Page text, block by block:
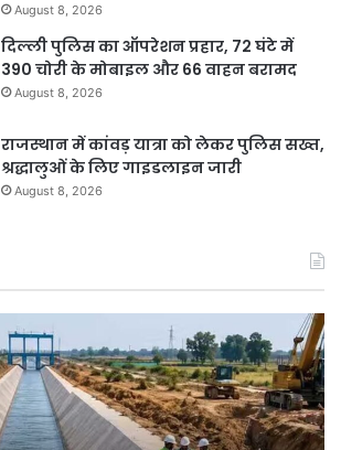
August 8, 2026
दिल्ली पुलिस का ऑपरेशन प्रहार, 72 घंटे में
390 चोरी के मोबाइल और 66 वाहन बरामद
August 8, 2026
राजस्थान में कांवड़ यात्रा को लेकर पुलिस सख्त,
श्रद्धालुओं के लिए गाइडलाइन जारी
August 8, 2026
नमो
का
नया
रूट